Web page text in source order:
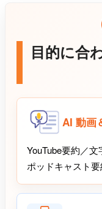
目的に合
AI 動画
YouTube要約／文
ポッドキャスト